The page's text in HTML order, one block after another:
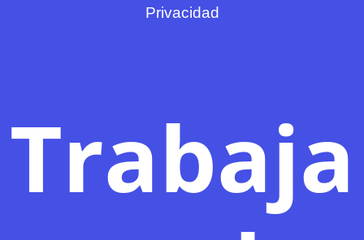
Privacidad
Trabaja